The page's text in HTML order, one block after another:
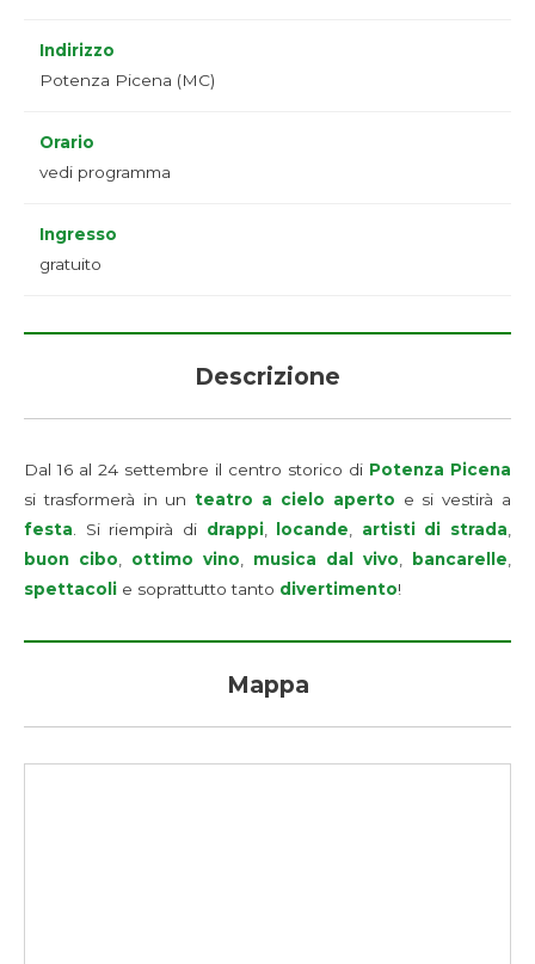
Indirizzo
Potenza Picena (MC)
Orario
vedi programma
Ingresso
gratuito
Descrizione
Dal 16 al 24 settembre il centro storico di Potenza Picena
si trasformerà in unteatro a cielo aperto e si vestirà a
festa. Si riempirà di drappi, locande, artisti di strada,
buon cibo, ottimo vino, musica dal vivo, bancarelle,
spettacoli e soprattutto tanto divertimento!
Mappa